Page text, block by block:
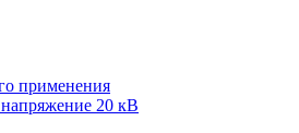
применения
20 кВ